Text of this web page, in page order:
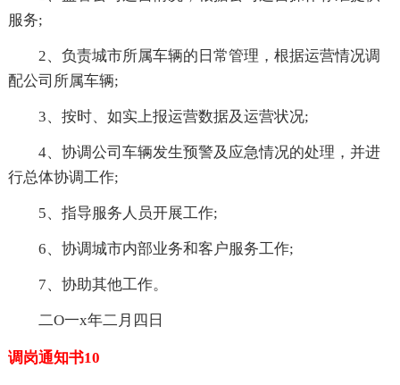
服务;
2、负责城市所属车辆的日常管理，根据运营情况调
配公司所属车辆;
3、按时、如实上报运营数据及运营状况;
4、协调公司车辆发生预警及应急情况的处理，并进
行总体协调工作;
5、指导服务人员开展工作;
6、协调城市内部业务和客户服务工作;
7、协助其他工作。
二O一x年二月四日
调岗通知书10